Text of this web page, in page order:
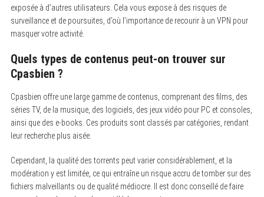
exposée à d’autres utilisateurs. Cela vous expose à des risques de
surveillance et de poursuites, d’où l’importance de recourir à un VPN pour
masquer votre activité.
Quels types de contenus peut-on trouver sur
Cpasbien ?
Cpasbien offre une large gamme de contenus, comprenant des films, des
séries TV, de la musique, des logiciels, des jeux vidéo pour PC et consoles,
ainsi que des e-books. Ces produits sont classés par catégories, rendant
leur recherche plus aisée.
Cependant, la qualité des torrents peut varier considérablement, et la
modération y est limitée, ce qui entraîne un risque accru de tomber sur des
fichiers malveillants ou de qualité médiocre. Il est donc conseillé de faire